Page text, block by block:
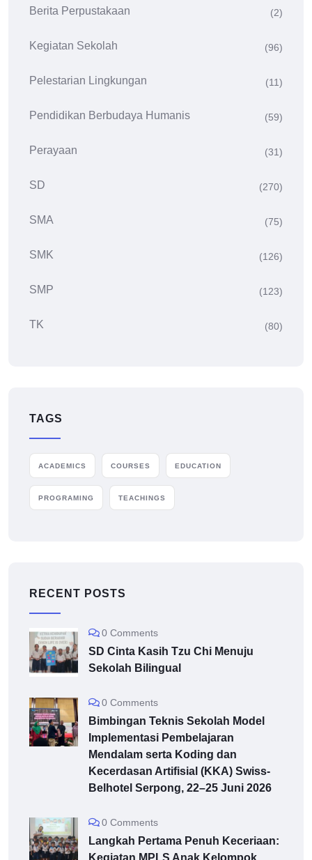
Berita Perpustakaan (2)
Kegiatan Sekolah (96)
Pelestarian Lingkungan (11)
Pendidikan Berbudaya Humanis (59)
Perayaan (31)
SD (270)
SMA (75)
SMK (126)
SMP (123)
TK (80)
TAGS
ACADEMICS COURSES EDUCATION
PROGRAMING TEACHINGS
RECENT POSTS
0 Comments
SD Cinta Kasih Tzu Chi Menuju
Sekolah Bilingual
0 Comments
Bimbingan Teknis Sekolah Model
Implementasi Pembelajaran
Mendalam serta Koding dan
Kecerdasan Artifisial (KKA) Swiss-
Belhotel Serpong, 22–25 Juni 2026
0 Comments
Langkah Pertama Penuh Keceriaan: